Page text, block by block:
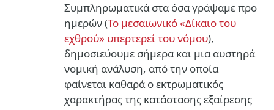
Συμπληρωματικά στα όσα γράψαμε προ
ημερών (Το μεσαιωνικό «Δίκαιο του
εχθρού» υπερτερεί του νόμου),
δημοσιεύουμε σήμερα και μια αυστηρά
νομική ανάλυση, από την οποία
φαίνεται καθαρά ο εκτρωματικός
χαρακτήρας της κατάστασης εξαίρεσης